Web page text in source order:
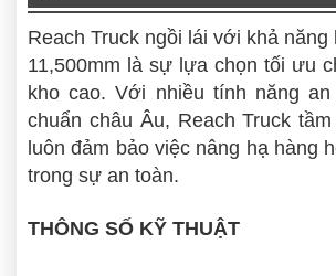
Reach Truck ngồi lái với khả năng
11,500mm là sự lựa chọn tối ưu
kho cao. Với nhiều tính năng
chuẩn châu Âu, Reach Truck
luôn đảm bảo việc nâng hạ hàng
trong sự an toàn.
THÔNG SỐ KỸ THUẬT